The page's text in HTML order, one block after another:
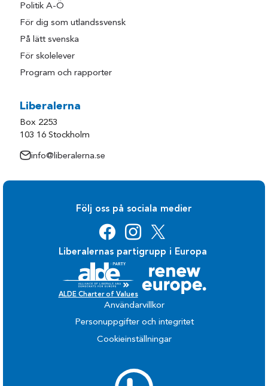
Politik A-Ö
För dig som utlandssvensk
På lätt svenska
För skolelever
Program och rapporter
Liberalerna
Box 2253
103 16 Stockholm
info@liberalerna.se
Följ oss på sociala medier
Liberalernas partigrupp i Europa
ALDE Charter of Values
Användarvillkor
Personuppgifter och integritet
Cookieinställningar